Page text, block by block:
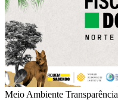
Meio Ambiente Transparência